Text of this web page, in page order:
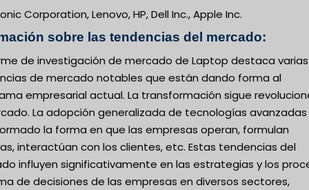
Corporation, Lenovo, HP, Dell Inc., Apple Inc.
sobre las tendencias del mercado:
de investigación de mercado de Laptop destaca varias
de mercado notables que están dando forma al
empresarial actual. La transformación sigue
La adopción generalizada de tecnologías
la forma en que las empresas operan, formulan
interactúan con los clientes, etc. Estas tendencias del
influyen significativamente en las estrategias y los
de decisiones de las empresas en diversos sectores,